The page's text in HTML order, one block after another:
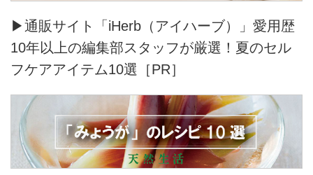
▶通販サイト「iHerb（アイハーブ）」愛用歴
10年以上の編集部スタッフが厳選！夏のセル
フケアアイテム10選［PR］